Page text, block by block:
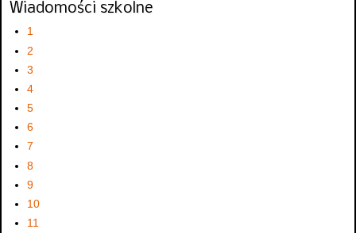
Wiadomości szkolne
1
2
3
4
5
6
7
8
9
10
11